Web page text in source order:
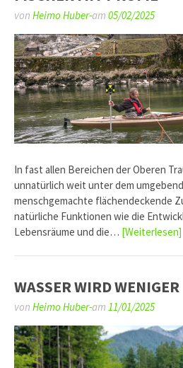
von Heimo Huber-am 05/02/2025
In fast allen Bereichen der Oberen
unnatürlich weit unter dem
menschgemachte flächendeckende
natürliche Funktionen wie die
Lebensräume und die… [Weiterlesen]
WASSER WIRD WENIGER
von Heimo Huber-am 11/01/2025